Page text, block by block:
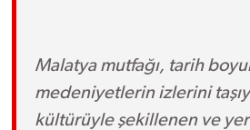
Malatya mutfağı, tarih
medeniyetlerin izlerini
kültürüyle şekillenen ve